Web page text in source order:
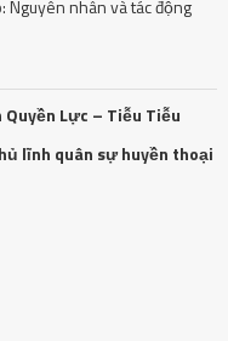
Nguyên nhân và tác động
Lực – Tiễu Tiễu
lĩnh quân sự huyền thoại